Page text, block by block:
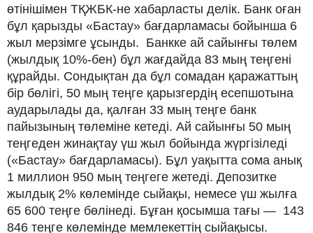
өтінішімен ТҚЖБК-не хабарласты делік. Банк оған
бұл қарызды «Бастау» бағдарламасы бойынша 6
жыл мерзімге ұсынды. Банкке ай сайынғы төлем
(жылдық 10%-бен) бұл жағдайда 83 мың теңгені
құрайды. Сондықтан да бұл сомадан қаражаттың
бір бөлігі, 50 мың теңге қарызгердің есепшотына
аударылады да, қалған 33 мың теңге банк
пайызының төлеміне кетеді. Ай сайынғы 50 мың
теңгеден жинақтау үш жыл бойында жүргізіледі
(«Бастау» бағдарламасы). Бұл уақытта сома анық
1 миллион 950 мың теңгеге жетеді. Депозитке
жылдық 2% көлемінде сыйақы, немесе үш жылға
65 600 теңге бөлінеді. Бұған қосымша тағы — 143
846 теңге көлемінде мемлекеттің сыйақысы.